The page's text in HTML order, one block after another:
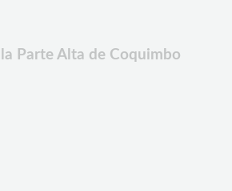
Parte Alta de Coquimbo